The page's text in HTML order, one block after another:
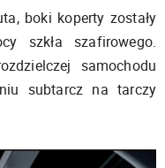
boki koperty zostały
szkła szafirowego.
samochodu
subtarcz na tarczy